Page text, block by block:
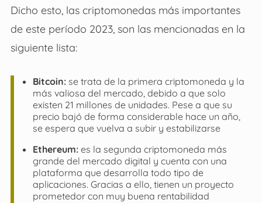
Dicho esto, las criptomonedas más importantes
de este período 2023, son las mencionadas en la
siguiente lista:
Bitcoin:se trata de la primera criptomoneda y la
más valiosa del mercado, debido a que solo
existen 21 millones de unidades. Pese a que su
precio bajó de forma considerable hace un año,
se espera que vuelva a subir y estabilizarse
Ethereum:es la segunda criptomoneda más
grande del mercado digital y cuenta con una
plataforma que desarrolla todo tipo de
aplicaciones. Gracias a ello, tienen un proyecto
prometedor con muy buena rentabilidad